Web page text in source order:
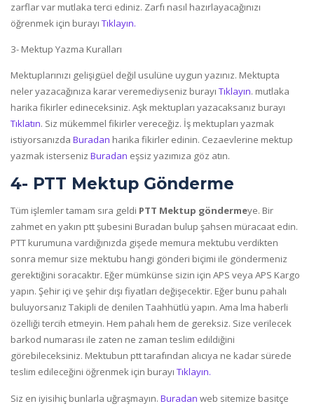
zarflar var mutlaka terci ediniz. Zarfı nasıl hazırlayacağınızı
öğrenmek için burayı Tıklayın.
3- Mektup Yazma Kuralları
Mektuplarınızı gelişigüel değil usulüne uygun yazınız. Mektupta
neler yazacağınıza karar veremediyseniz burayı Tıklayın. mutlaka
harika fikirler edineceksiniz. Aşk mektupları yazacaksanız burayı
Tıklatın. Siz mükemmel fikirler vereceğiz. İş mektupları yazmak
istiyorsanızda Buradan harika fikirler edinin. Cezaevlerine mektup
yazmak isterseniz Buradan eşsiz yazımıza göz atın.
4- PTT Mektup Gönderme
Tüm işlemler tamam sıra geldi PTT Mektup göndermeye. Bir
zahmet en yakın ptt şubesini Buradan bulup şahsen müracaat edin.
PTT kurumuna vardığınızda gişede memura mektubu verdikten
sonra memur size mektubu hangi gönderi biçimi ile göndermeniz
gerektiğini soracaktır. Eğer mümkünse sizin için APS veya APS Kargo
yapın. Şehir içi ve şehir dışı fiyatları değişecektir. Eğer bunu pahalı
buluyorsanız Takipli de denilen Taahhütlü yapın. Ama lma haberli
özelliği tercih etmeyin. Hem pahalı hem de gereksiz. Size verilecek
barkod numarası ile zaten ne zaman teslim edildiğini
görebileceksiniz. Mektubun ptt tarafından alıcıya ne kadar sürede
teslim edileceğini öğrenmek için burayı Tıklayın.
Siz en iyisihiç bunlarla uğraşmayın. Buradan web sitemize basitçe